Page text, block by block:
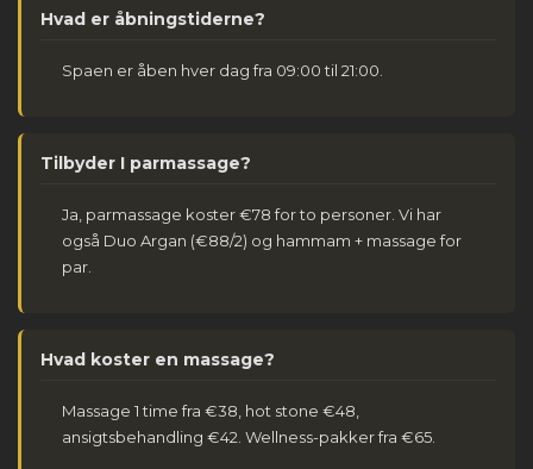
Hvad er åbningstiderne?
Spaen er åben hver dag fra 09:00 til 21:00.
Tilbyder I parmassage?
Ja, parmassage koster €78 for to personer. Vi har
også Duo Argan (€88/2) og hammam + massage for
par.
Hvad koster en massage?
Massage 1 time fra €38, hot stone €48,
ansigtsbehandling €42. Wellness-pakker fra €65.